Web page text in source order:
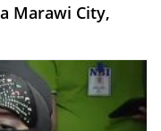
Marawi City,